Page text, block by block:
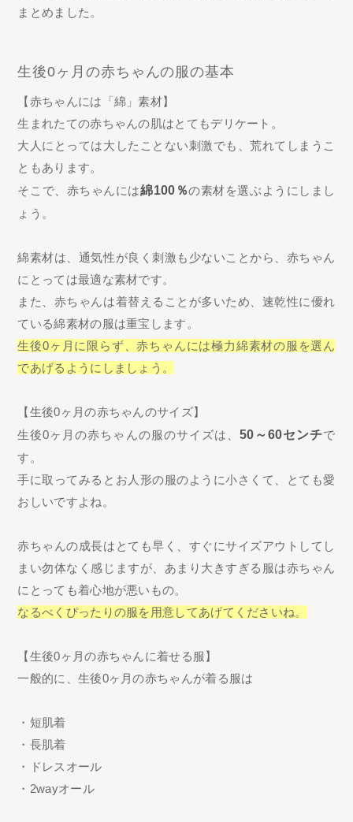
まとめました。
生後0ヶ月の赤ちゃんの服の基本
【赤ちゃんには「綿」素材】
生まれたての赤ちゃんの肌はとてもデリケート。
大人にとっては大したことない刺激でも、荒れてしまうこ
ともあります。
そこで、赤ちゃんには綿100％の素材を選ぶようにしまし
ょう。
綿素材は、通気性が良く刺激も少ないことから、赤ちゃん
にとっては最適な素材です。
また、赤ちゃんは着替えることが多いため、速乾性に優れ
ている綿素材の服は重宝します。
生後0ヶ月に限らず、赤ちゃんには極力綿素材の服を選ん
であげるようにしましょう。
【生後0ヶ月の赤ちゃんのサイズ】
生後0ヶ月の赤ちゃんの服のサイズは、 50～60センチで
す。
手に取ってみるとお人形の服のように小さくて、とても愛
おしいですよね。
赤ちゃんの成長はとても早く、すぐにサイズアウトしてし
まい勿体なく感じますが、あまり大きすぎる服は赤ちゃん
にとっても着心地が悪いもの。
なるべくぴったりの服を用意してあげてくださいね。
【生後0ヶ月の赤ちゃんに着せる服】
一般的に、生後0ヶ月の赤ちゃんが着る服は
・短肌着
・長肌着
・ドレスオール
・2wayオール